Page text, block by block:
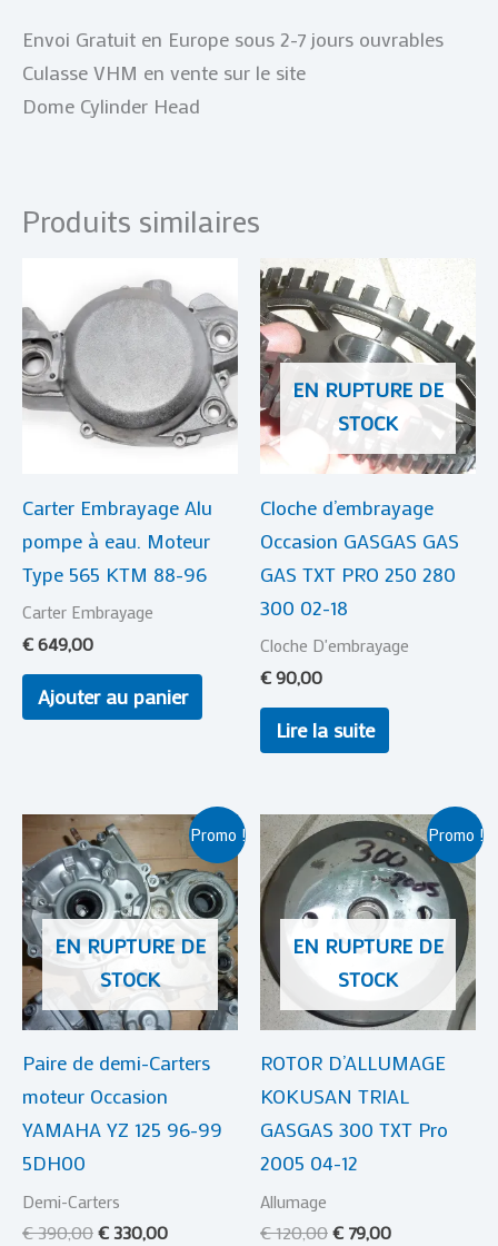
Envoi Gratuit en Europe sous 2-7 jours ouvrables
Culasse VHM en vente sur le site
Dome Cylinder Head
Produits similaires
Carter Embrayage Alu
pompe à eau. Moteur
Type 565 KTM 88-96
Carter Embrayage
€649,00
Ajouter au panier
EN RUPTURE DE
STOCK
Cloche d’embrayage
Occasion GASGAS GAS
GAS TXT PRO 250 280
300 02-18
Cloche D'embrayage
€90,00
Lire la suite
Promo !
EN RUPTURE DE
STOCK
Paire de demi-Carters
moteur Occasion
YAMAHA YZ 125 96-99
5DH00
Demi-Carters
€390,00
Le
prix
initial
était :
€ 390,00.
€330,00
prix
actuel
est :
€ 330,00.
Promo !
EN RUPTURE DE
STOCK
ROTOR D’ALLUMAGE
KOKUSAN TRIAL
GASGAS 300 TXT Pro
2005 04-12
Allumage
€120,00
Le
prix
initial
était :
€ 120,00.
€ 79,00
Le
prix
actuel
est :
€ 79,00.